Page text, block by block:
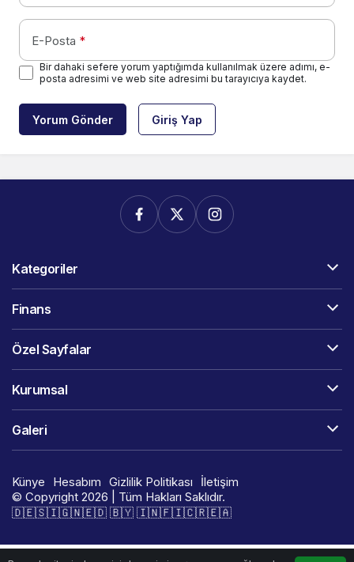
E-Posta *
Bir dahaki sefere yorum yaptığımda kullanılmak üzere adımı, e-
posta adresimi ve web site adresimi bu tarayıcıya kaydet.
Yorum Gönder Giriş Yap
Kategoriler
Finans
Özel Sayfalar
Kurumsal
Galeri
Künye Hesabım Gizlilik Politikası
İletişim
© Copyright 2026 | Tüm Hakları Saklıdır.
🇩​​​​​🇪​​​​​🇸​​​​​🇮​​​​​🇬​​​​​🇳​​​​​🇪​​​​​🇩​​​​​ 🇧​​​​​🇾​​​​​ 🇮​​​​​🇳​​​​​🇫​​​​​🇮​​​​​🇨​​​​​🇷​​​​​🇪​​​​​🇦​​​​​​​​​​